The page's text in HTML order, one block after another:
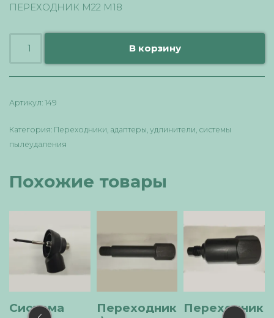
ПЕРЕХОДНИК М22 М18
В корзину
Артикул: 149
Категория: Переходники, адаптеры, удлинители, системы
пылеудаления
Похожие товары
Переходник Переходник Адаптер